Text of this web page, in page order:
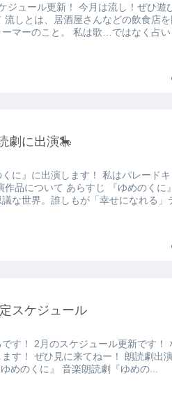
は流し！ぜひ遊びに来てね！
…ではなく占いを提供してい
劇に出演🎠
ます！ 私はパレードキャストのアコ
な世界。誰しもが「幸せになれる」
スケジュール
！ なんと今月は
出演について 2
月8日(土),9日(日)『ゆめのくに』 音楽朗読劇『ゆめの...